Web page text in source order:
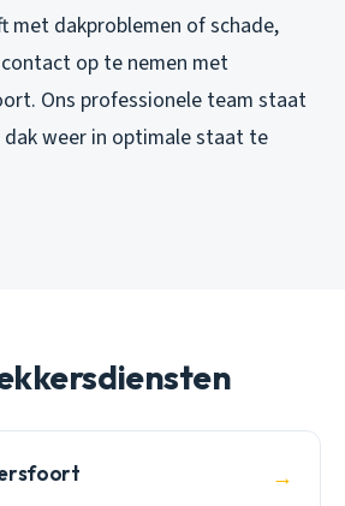
met dakproblemen of schade,
op te nemen met
Ons professionele team staat
weer in optimale staat te
→